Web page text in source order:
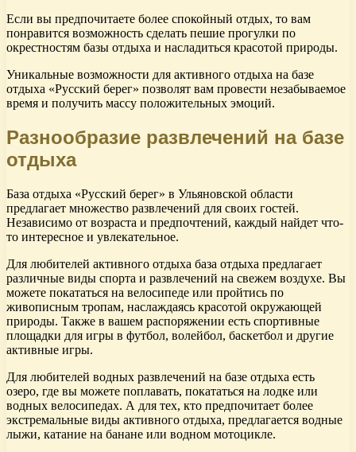
Если вы предпочитаете более спокойный отдых, то вам
понравится возможность сделать пешие прогулки по
окрестностям базы отдыха и насладиться красотой природы.
Уникальные возможности для активного отдыха на базе
отдыха «Русский берег» позволят вам провести незабываемое
время и получить массу положительных эмоций.
Разнообразие развлечений на базе
отдыха
База отдыха «Русский берег» в Ульяновской области
предлагает множество развлечений для своих гостей.
Независимо от возраста и предпочтений, каждый найдет что-
то интересное и увлекательное.
Для любителей активного отдыха база отдыха предлагает
различные виды спорта и развлечений на свежем воздухе. Вы
можете покататься на велосипеде или пройтись по
живописным тропам, наслаждаясь красотой окружающей
природы. Также в вашем распоряжении есть спортивные
площадки для игры в футбол, волейбол, баскетбол и другие
активные игры.
Для любителей водных развлечений на базе отдыха есть
озеро, где вы можете поплавать, покататься на лодке или
водных велосипедах. А для тех, кто предпочитает более
экстремальные виды активного отдыха, предлагается водные
лыжи, катание на банане или водном мотоцикле.